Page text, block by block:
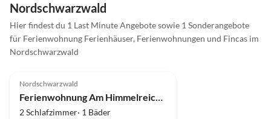
Nordschwarzwald
Hier findest du 1 Last Minute Angebote sowie 1 Sonderangebote
für Ferienwohnung Ferienhäuser, Ferienwohnungen und Fincas im
Nordschwarzwald
Nordschwarzwald
Ferienwohnung Am Himmelreich im Haus Waldachblick
2 Schlafzimmer· 1 Bäder